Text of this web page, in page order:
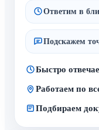
Ответим в
Подскажем
Быстро
Работаем по
Подбираем